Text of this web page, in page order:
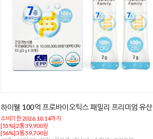
[간건강/ 2개월분] 하이웰 실리마린 밀크씨슬 60캡슐
1통
아침에 일어나는게 힘드시다면!
소비기한 2027.01.01까지